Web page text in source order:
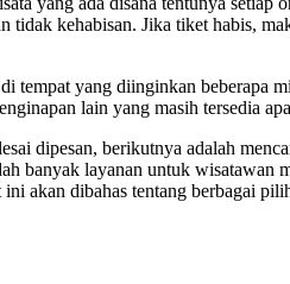
tidak kehabisan. Jika tiket habis,
tempat yang diinginkan
lain yang masih tersedia
dipesan, berikutnya adalah
banyak layanan untuk
akan dibahas tentang berbagai